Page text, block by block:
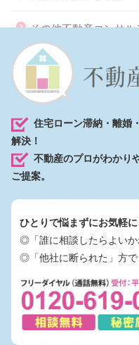
その他不動産コンサル
投資用不動産の賃貸
不動産あんしん相談
仲介
不動産の専門知識
賃貸マンション
専門用語の解説
調査リリース
住宅ローン滞納・離婚
解決！
不動産のプロがわかり
ご提案。
ひとりで悩まずにお気軽に
◎「誰に相談したらよいか
◎「他社に断られた」方で